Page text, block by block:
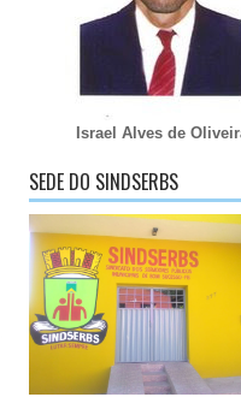
Israel Alves de
SEDE DO SINDSERBS